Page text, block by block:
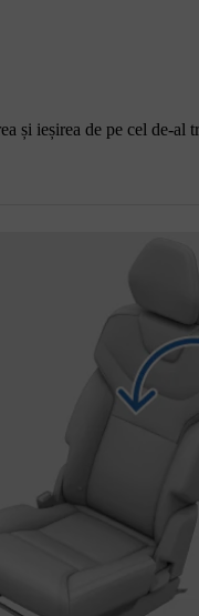
și ieșirea de pe cel de-al